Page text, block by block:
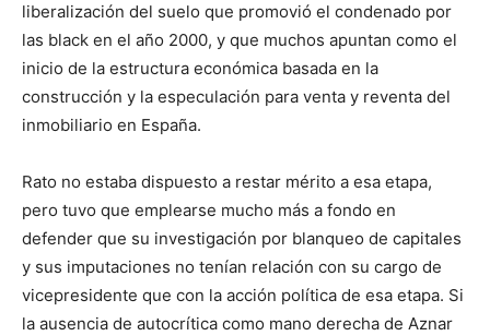
liberalización del suelo que promovió el condenado por
las black en el año 2000, y que muchos apuntan como el
inicio de la estructura económica basada en la
construcción y la especulación para venta y reventa del
inmobiliario en España.
Rato no estaba dispuesto a restar mérito a esa etapa,
pero tuvo que emplearse mucho más a fondo en
defender que su investigación por blanqueo de capitales
y sus imputaciones no tenían relación con su cargo de
vicepresidente que con la acción política de esa etapa. Si
la ausencia de autocrítica como mano derecha de Aznar